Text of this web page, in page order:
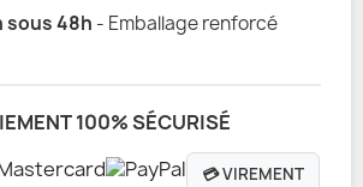
sous 48h - Emballage renforcé
100% SÉCURISÉ
💳 VIREMENT